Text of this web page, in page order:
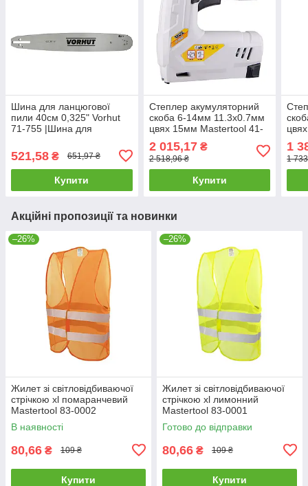
Шина для ланцюгової
пили 40см 0,325" Vorhut
71-755 |Шина для
521,58 ₴ 651,97 ₴
Купити
Степлер акумуляторний
скоба 6-14мм 11.3х0.7мм
цвях 15мм Mastertool 41-
2 015,17₴
2 518,96 ₴
Купити
1
1
Акційні пропозиції та новинки
–26%
Жилет зі світловідбиваючої
стрічкою xl помаранчевий
Mastertool 83-0002
В наявності
80,66 ₴ 109 ₴
Купити
–26%
Жилет зі світловідбиваючої
стрічкою xl лимонний
Mastertool 83-0001
Готово до відправки
80,66 ₴ 109 ₴
Купити